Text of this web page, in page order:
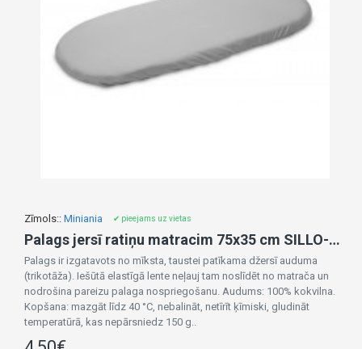
Zīmols:: Miniania ✔ pieejams uz vietas
Palags jersī ratiņu matracim 75x35 cm SILLO-2194 GREY
Palags ir izgatavots no mīksta, taustei patīkama džersī auduma
(trikotāža). Iešūtā elastīgā lente neļauj tam noslīdēt no matrača un
nodrošina pareizu palaga nospriegošanu. Audums: 100% kokvilna.
Kopšana: mazgāt līdz 40 °C, nebalināt, netīrīt ķīmiski, gludināt
temperatūrā, kas nepārsniedz 150 g..